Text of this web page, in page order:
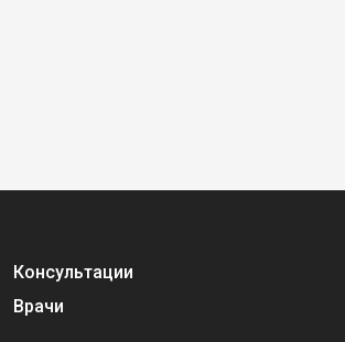
Консультации
Врачи